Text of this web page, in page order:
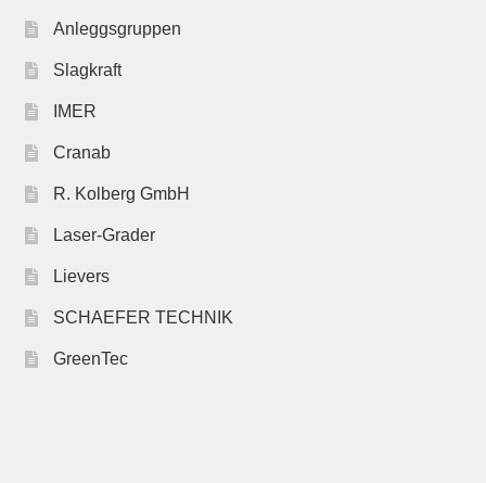
Anleggsgruppen
Slagkraft
IMER
Cranab
R. Kolberg GmbH
Laser-Grader
Lievers
SCHAEFER TECHNIK
GreenTec